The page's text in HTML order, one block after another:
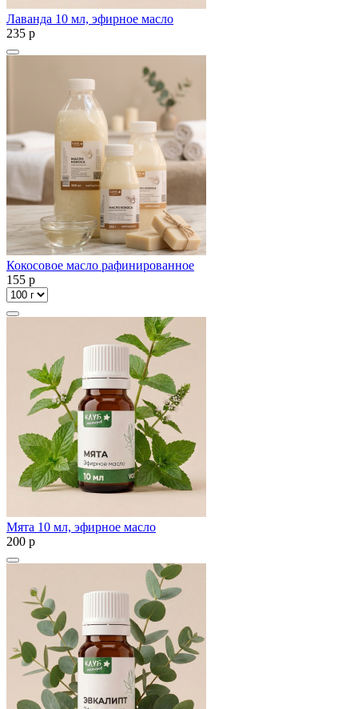
Лаванда 10 мл, эфирное масло
235 p
Кокосовое масло рафинированное
155 p
Мята 10 мл, эфирное масло
200 p